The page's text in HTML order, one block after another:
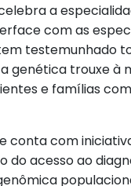
a
com as
testemunhado
genética trouxe à
e famílias
conta com
do acesso ao